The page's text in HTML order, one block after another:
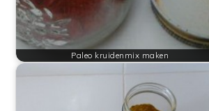
Paleo kruidenmix maken